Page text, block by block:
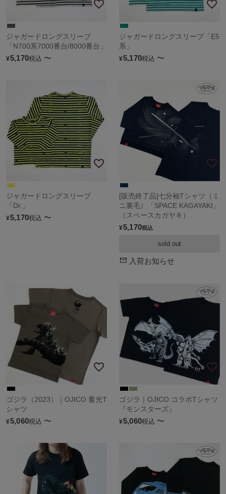
ジャガードロングスリーブ
「N700系7000番台/8000番台」
¥5,170税込 〜
ジャガードロングスリーブ「E5
系」
¥5,170税込 〜
ジャガードロングスリーブ
「Dr.」
¥5,170税込 〜
[販売終了品]七分袖Tシャツ（ミ
ニ裏毛）「SPACE KAGAYAKI」
（スペースカガヤキ）
¥5,170税込
sold out
入荷お知らせ
ゴジラ（2023）｜OJICO 蓄光T
シャツ
¥5,060税込 〜
ゴジラ｜OJICO コラボTシャツ
『モンスターズ』
¥5,060税込 〜